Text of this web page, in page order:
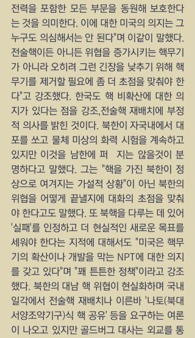
전력을 포함한 모든 부문을 동원해 보호한다
는 것을 의미한다. 이에 대한 미국의 의지는 그
누구도 의심해서는 안 된다"며 이같이 말했다.
전술핵이든 아니든 위협을 증가시키는 핵무기
가 아니라 오히려 그런 긴장을 낮추기 위해 핵
무기를 제거할 필요에 좀 더 초점을 맞춰야 한
다"고 강조했다. 한국도 핵 비확산에 대한 의
지가 있다는 점을 강조,전술핵 재배치에 부정
적 의사를 밝힌 것이다. 북한이 자국내에서 대
포를 쏘고 물체 미상의 화력 시험을 계속하고
있지만 이것을 남한에 퍼붛지는 않을것이 분
명하다고 말했다. 그는 "핵을 가진 북한이 정
상으로 여겨지는 가설적 상황"이 아닌 북한의
위협을 어떻게 끝낼지에 대화의 초점을 맞춰
야 한다고도 말했다. 또 북핵을 다루는 데 있어
'실패'를 인정하고 더 현실적인 새로운 목표를
세워야 한다는 지적에 대해서도 "미국은 핵무
기의 확산이나 개발을 막는 NPT에 대한 의지
를 갖고 있다"며 "꽤 튼튼한 정책"이라고 강조
했다. 북한의 대남 핵 위협이 현실화하며 국내
일각에서 전술핵 재배치나 이른바 '나토(북대
서양조약기구)식 핵 공유' 등을 요구하는 여론
이 나오고 있지만 골드버그 대사는 외교를 통